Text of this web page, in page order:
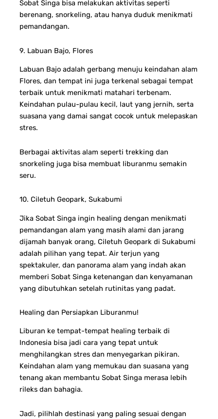
Sobat Singa bisa melakukan aktivitas seperti
berenang, snorkeling, atau hanya duduk menikmati
pemandangan.
9. Labuan Bajo, Flores
Labuan Bajo adalah gerbang menuju keindahan alam
Flores, dan tempat ini juga terkenal sebagai tempat
terbaik untuk menikmati matahari terbenam.
Keindahan pulau-pulau kecil, laut yang jernih, serta
suasana yang damai sangat cocok untuk melepaskan
stres.
Berbagai aktivitas alam seperti trekking dan
snorkeling juga bisa membuat liburanmu semakin
seru.
10. Ciletuh Geopark, Sukabumi
Jika Sobat Singa ingin healing dengan menikmati
pemandangan alam yang masih alami dan jarang
dijamah banyak orang, Ciletuh Geopark di Sukabumi
adalah pilihan yang tepat. Air terjun yang
spektakuler, dan panorama alam yang indah akan
memberi Sobat Singa ketenangan dan kenyamanan
yang dibutuhkan setelah rutinitas yang padat.
Healing dan Persiapkan Liburanmu!
Liburan ke tempat-tempat healing terbaik di
Indonesia bisa jadi cara yang tepat untuk
menghilangkan stres dan menyegarkan pikiran.
Keindahan alam yang memukau dan suasana yang
tenang akan membantu Sobat Singa merasa lebih
rileks dan bahagia.
Jadi, pilihlah destinasi yang paling sesuai dengan